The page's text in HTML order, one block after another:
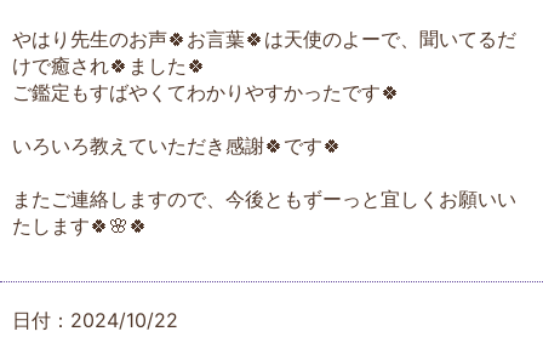
やはり先生のお声🍀お言葉🍀は天使のよーで、聞いてるだ
けで癒され🍀ました🍀
ご鑑定もすばやくてわかりやすかったです🍀
いろいろ教えていただき感謝🍀です🍀
またご連絡しますので、今後ともずーっと宜しくお願いい
たします🍀🌸🍀
日付：2024/10/22